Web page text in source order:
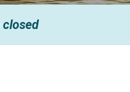
closed